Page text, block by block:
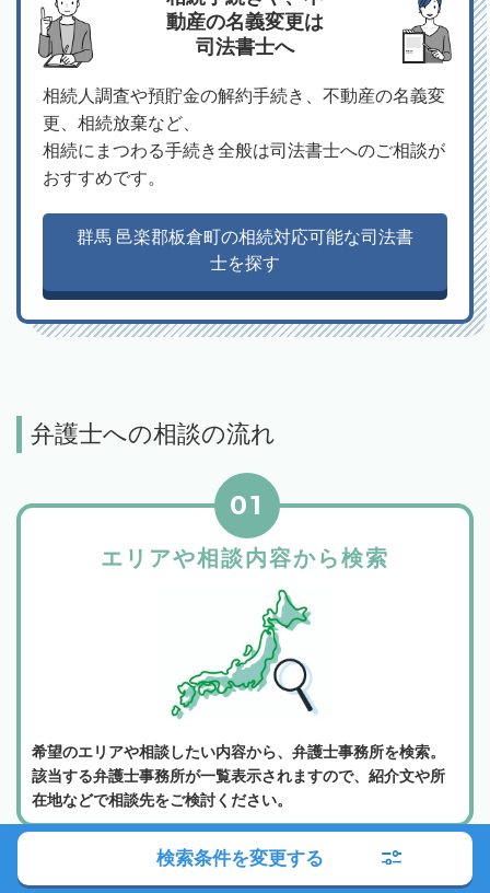
動産の名義変更は
司法書士へ
相続人調査や預貯金の解約手続き、不動産の名義変
更、相続放棄など、
相続にまつわる手続き全般は司法書士へのご相談が
おすすめです。
群馬 邑楽郡板倉町の相続対応可能な司法書
士を探す
弁護士への相談の流れ
エリアや相談内容から検索
01
希望のエリアや相談したい内容から、弁護士事務所を検索。
該当する弁護士事務所が一覧表示されますので、紹介文や所
在地などで相談先をご検討ください。
02
検索条件を変更する